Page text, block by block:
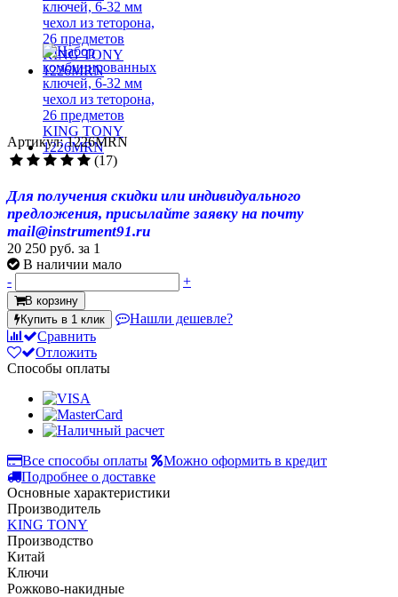
Артикул: 1226MRN
(17)
Для получения скидки или индивидуального
предложения, присылайте заявку на почту
mail@instrument91.ru
20 250 руб. за 1
В наличии мало
-
+
В корзину
Купить в 1 клик
Нашли дешевле?
Сравнить
Отложить
Способы оплаты
Все способы оплаты
Можно оформить в кредит
Подробнее о доставке
Основные характеристики
Производитель
KING TONY
Производство
Китай
Ключи
Рожково-накидные